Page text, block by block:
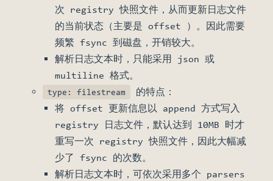
次 registry 快照文件，从而更新日志文件
的当前状态（主要是 offset ）。因此需要
频繁 fsync 到磁盘，开销较大。
解析日志文本时，只能采用 json 或
multiline 格式。
type: filestream
的特点：
将 offset 更新信息以 append 方式写入
registry 日志文件，默认达到 10MB 时才
重写一次 registry 快照文件，因此大幅减
少了 fsync 的次数。
解析日志文本时，可依次采用多个 parsers